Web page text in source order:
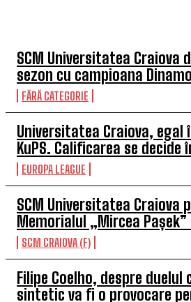
SCM Universitatea Craiova
sezon cu campioana
FĂRĂ CATEGORIE
Universitatea Craiova, egal
KuPS. Calificarea se decide
EUROPA LEAGUE
SCM Universitatea Craiova
Memorialul „Mircea
SCM CRAIOVA (F)
Filipe Coelho, despre duelul
sintetic va fi o provocare